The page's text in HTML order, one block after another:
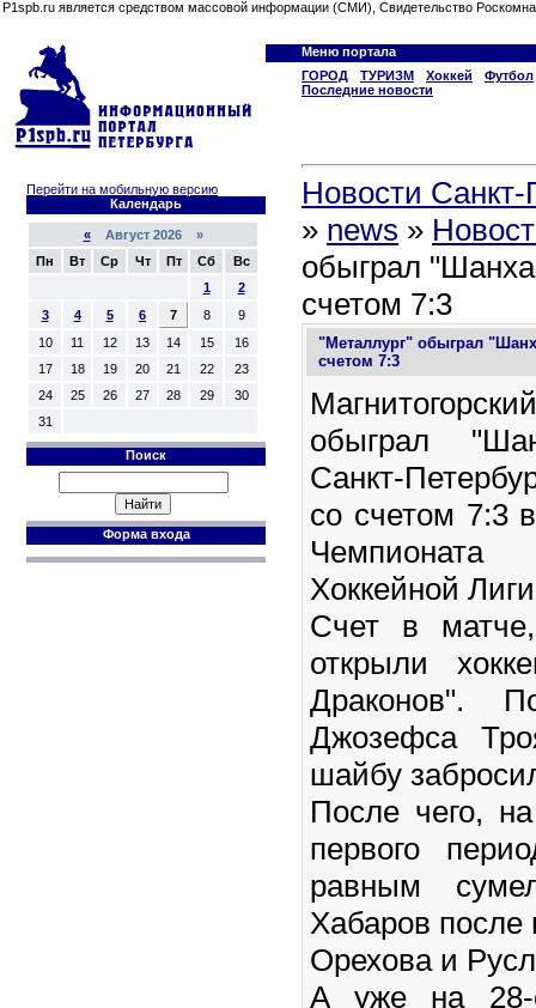
P1spb.ru является средством массовой информации (СМИ), Свидетельство
Меню портала
ГОРОД
ТУРИЗМ Хоккей
Футбол
Последние новости
Перейти на мобильную версию
Календарь
«Август 2026 »
Пн
Вт Ср Чт Пт Сб
Вс
1
2
3
4 5 6 7 8
9
10
11 12 13 14 15
16
17
18 19 20 21 22
23
24
25 26 27 28 29
30
31
Поиск
Форма входа
Новости Санкт-
» news »
обыграл
счетом 7:3
"Металлург" обыграл
счетом 7:3
обыграл
Санкт-
со счетом 7:3
Чемпионата
Хоккейной
Счет в
открыли
Драконов".
Джозефса
шайбу
После чего,
первого
равным
Хабаров после
Орехова и
А уже на 28-